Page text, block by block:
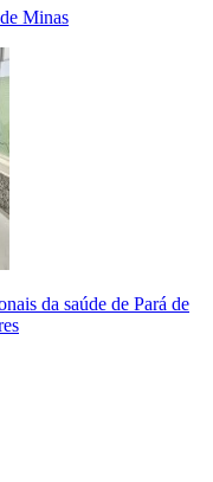
Minas
da saúde de Pará de